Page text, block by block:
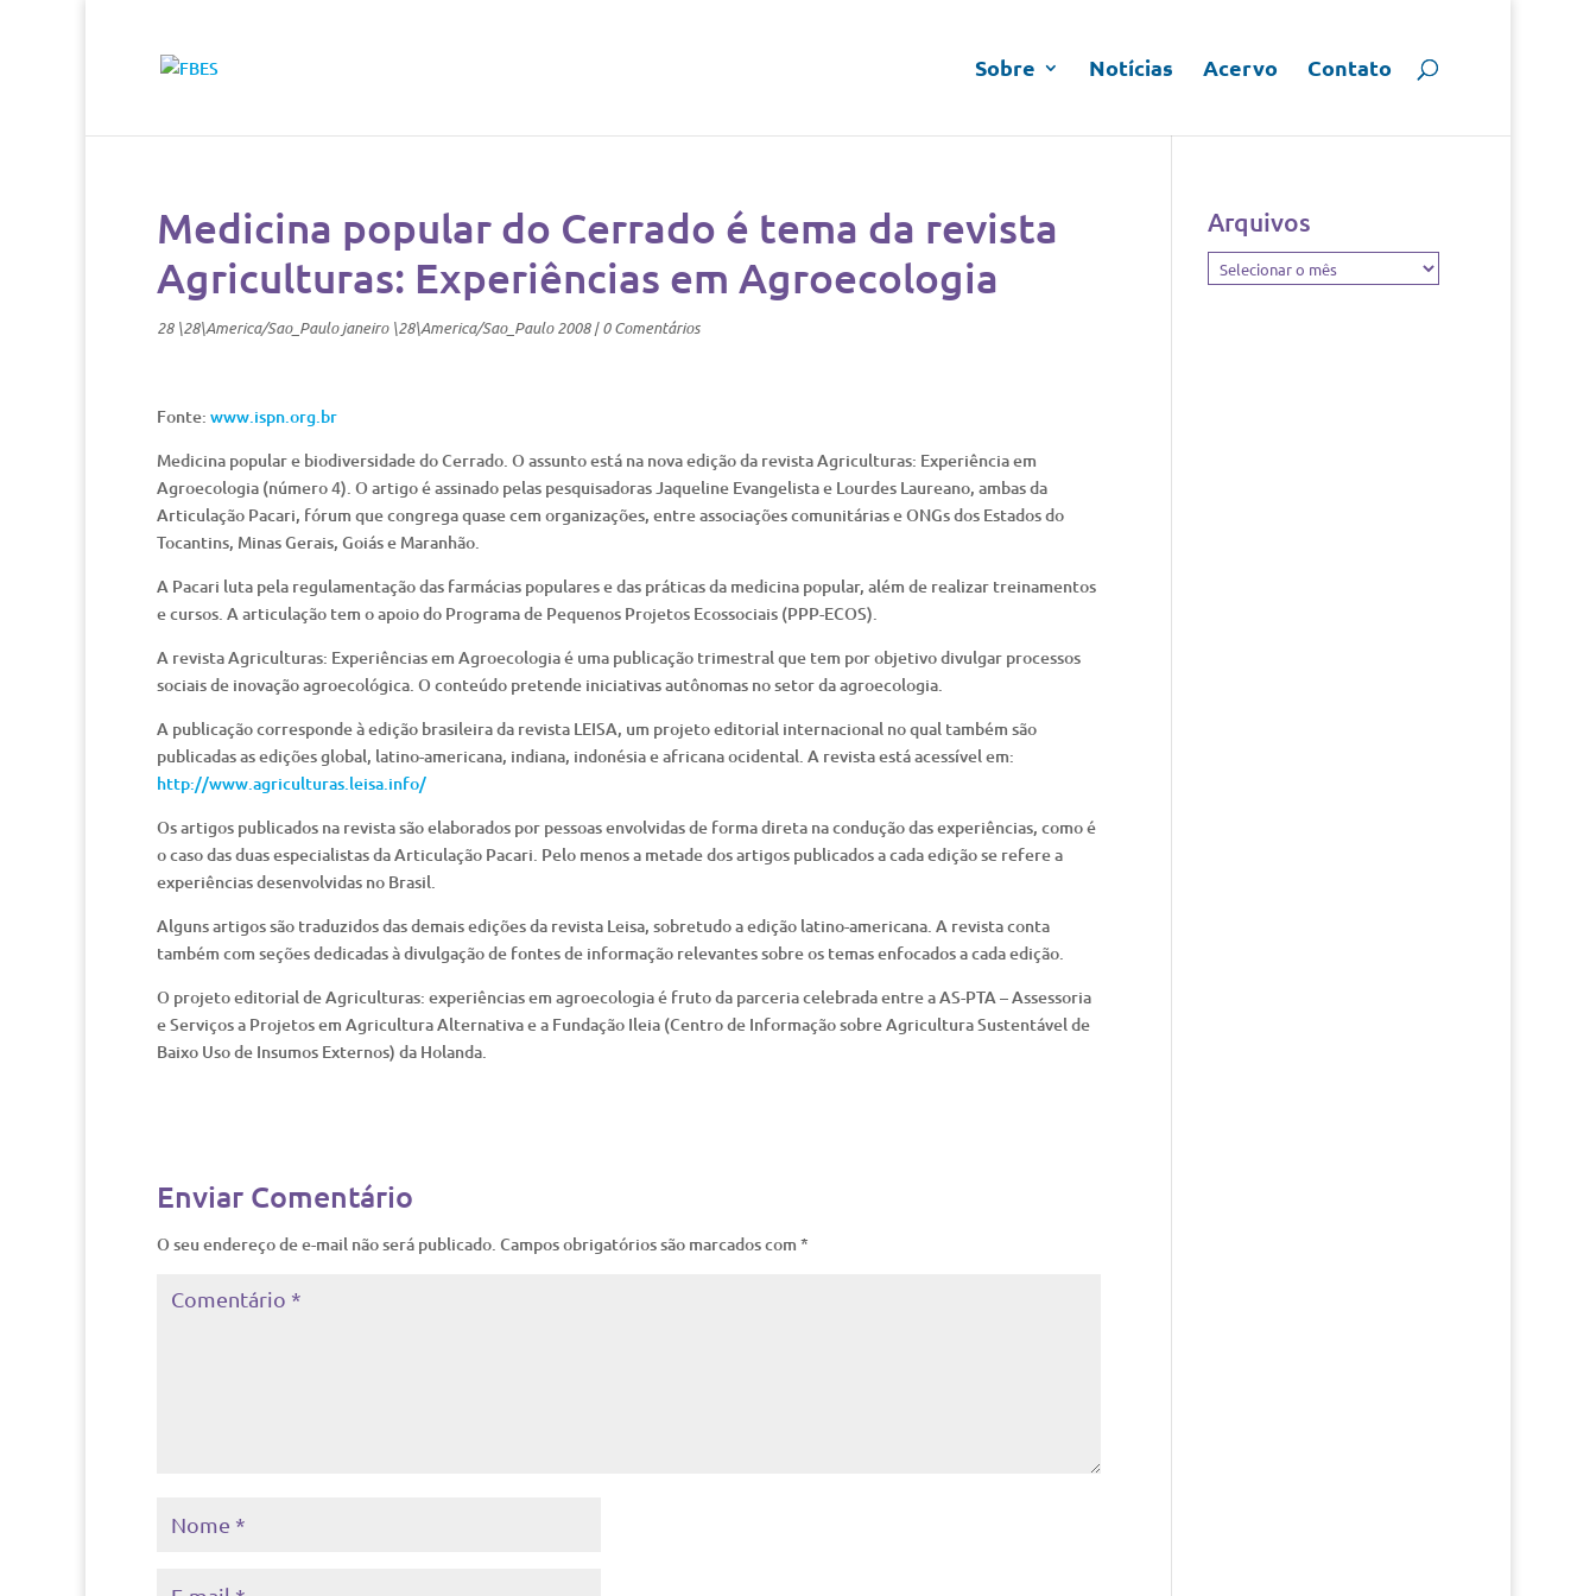
Sobre Notícias Acervo Contato
Medicina popular do Cerrado é tema da revista
Agriculturas: Experiências em Agroecologia
28 \28\America/Sao_Paulo janeiro \28\America/Sao_Paulo 2008|0 Comentários
Fonte: www.ispn.org.br
Medicina popular e biodiversidade do Cerrado. O assunto está na nova edição da revista Agriculturas: Experiência em
Agroecologia (número 4). O artigo é assinado pelas pesquisadoras Jaqueline Evangelista e Lourdes Laureano, ambas da
Articulação Pacari, fórum que congrega quase cem organizações, entre associações comunitárias e ONGs dos Estados do
Tocantins, Minas Gerais, Goiás e Maranhão.
A Pacari luta pela regulamentação das farmácias populares e das práticas da medicina popular, além de realizar treinamentos
e cursos. A articulação tem o apoio do Programa de Pequenos Projetos Ecossociais (PPP-ECOS).
A revista Agriculturas: Experiências em Agroecologia é uma publicação trimestral que tem por objetivo divulgar processos
sociais de inovação agroecológica. O conteúdo pretende iniciativas autônomas no setor da agroecologia.
A publicação corresponde à edição brasileira da revista LEISA, um projeto editorial internacional no qual também são
publicadas as edições global, latino-americana, indiana, indonésia e africana ocidental. A revista está acessível em:
http://www.agriculturas.leisa.info/
Os artigos publicados na revista são elaborados por pessoas envolvidas de forma direta na condução das experiências, como é
o caso das duas especialistas da Articulação Pacari. Pelo menos a metade dos artigos publicados a cada edição se refere a
experiências desenvolvidas no Brasil.
Alguns artigos são traduzidos das demais edições da revista Leisa, sobretudo a edição latino-americana. A revista conta
também com seções dedicadas à divulgação de fontes de informação relevantes sobre os temas enfocados a cada edição.
O projeto editorial de Agriculturas: experiências em agroecologia é fruto da parceria celebrada entre a AS-PTA – Assessoria
e Serviços a Projetos em Agricultura Alternativa e a Fundação Ileia (Centro de Informação sobre Agricultura Sustentável de
Baixo Uso de Insumos Externos) da Holanda.
Enviar Comentário
O seu endereço de e-mail não será publicado. Campos obrigatórios são marcados com *
Arquivos
Arquivos